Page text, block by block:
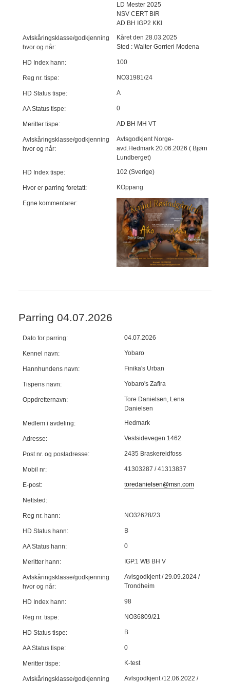
LD Mester 2025
NSV CERT BIR
AD BH IGP2 KKl
Avlskåringsklasse/godkjenning
hvor og når:
Kåret den 28.03.2025
Sted : Walter Gorrieri Modena
HD Index hann: 100
Reg nr. tispe: NO31981/24
HD Status tispe: A
AA Status tispe: 0
Meritter tispe: AD BH MH VT
Avlskåringsklasse/godkjenning
hvor og når:
Avlsgodkjent Norge-
avd.Hedmark 20.06.2026 ( Bjørn
Lundberget)
HD Index tispe: 102 (Sverige)
Hvor er parring foretatt: KOppang
Egne kommentarer:
Parring 04.07.2026
Dato for parring: 04.07.2026
Kennel navn: Yobaro
Hannhundens navn: Finika's Urban
Tispens navn: Yobaro's Zafira
Oppdretternavn:
Tore Danielsen, Lena
Danielsen
Medlem i avdeling: Hedmark
Adresse: Vestsidevegen 1462
Post nr. og postadresse: 2435 Braskereidfoss
Mobil nr: 41303287 / 41313837
E-post: toredanielsen@msn.com
Nettsted:
Reg nr. hann: NO32628/23
HD Status hann: B
AA Status hann: 0
Meritter hann: IGP.1 WB BH V
Avlskåringsklasse/godkjenning
hvor og når:
Avlsgodkjent / 29.09.2024 /
Trondheim
HD Index hann: 98
Reg nr. tispe: NO36809/21
HD Status tispe: B
AA Status tispe: 0
Meritter tispe: K-test
Avlskåringsklasse/godkjenning Avlsgodkjent /12.06.2022 /